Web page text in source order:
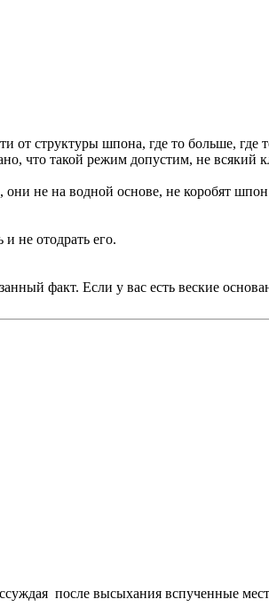
структуры шпона, где то больше, где
что такой режим допустим, не всякий
они не на водной основе, не коробят
не отодрать его.
факт. Если у вас есть веские
после высыхания вспученные